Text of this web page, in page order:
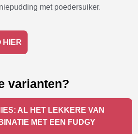
met poedersuiker.
HIER
varianten?
AL HET LEKKERE VAN
MET EEN FUDGY